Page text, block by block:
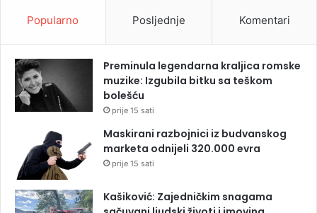
Popularno Posljednje Komentari
Preminula legendarna kraljica romske
muzike: Izgubila bitku sa teškom
bolešću
prije 15 sati
Maskirani razbojnici iz budvanskog
marketa odnijeli 320.000 evra
prije 15 sati
Kašiković: Zajedničkim snagama